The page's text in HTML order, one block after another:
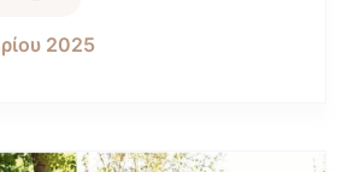
2025